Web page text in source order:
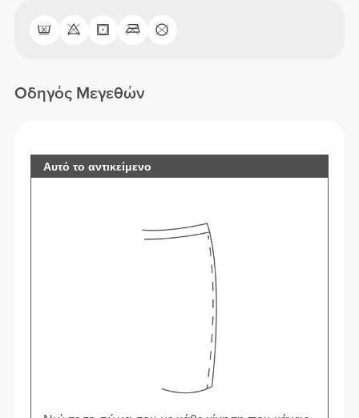
Οδηγός Μεγεθών
Αυτό το αντικείμενο